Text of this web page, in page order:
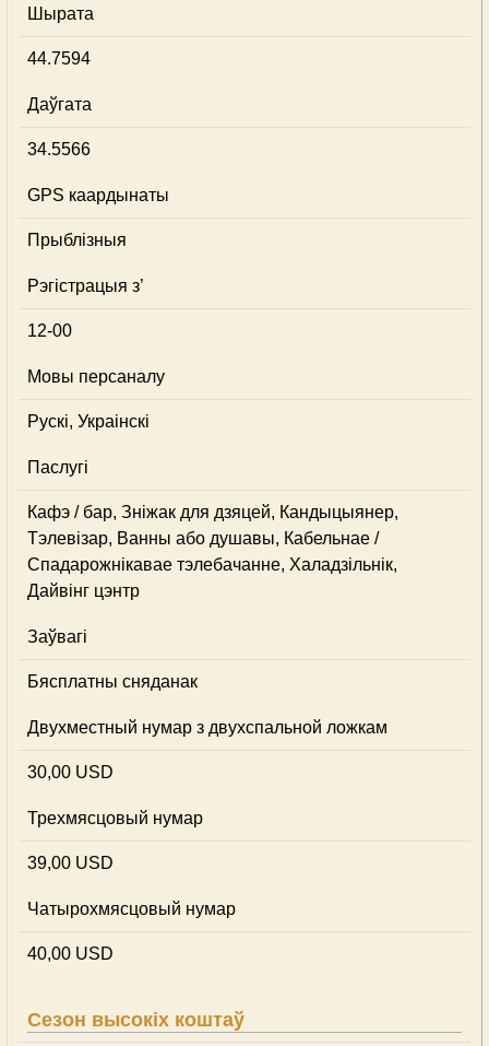
Шырата
44.7594
Даўгата
34.5566
GPS каардынаты
Прыблізныя
Рэгістрацыя з’
12-00
Мовы персаналу
Рускі, Украінскі
Паслугі
Кафэ / бар, Зніжак для дзяцей, Кандыцыянер,
Тэлевізар, Ванны або душавы, Кабельнае /
Спадарожнiкавае тэлебачанне, Халадзільнік,
Дайвінг цэнтр
Заўвагі
Бясплатны сняданак
Двухместный нумар з двухспальной ложкам
30,00 USD
Трехмясцовый нумар
39,00 USD
Чатырохмясцовый нумар
40,00 USD
Сезон высокіх коштаў